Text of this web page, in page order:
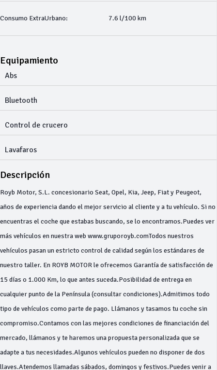
Consumo ExtraUrbano: 7.6 l/100 km
Equipamiento
Abs
Bluetooth
Control de crucero
Lavafaros
Descripción
Royb Motor, S.L. concesionario Seat, Opel, Kia, Jeep, Fiat y Peugeot,
años de experiencia dando el mejor servicio al cliente y a tu vehículo. Si no
encuentras el coche que estabas buscando, se lo encontramos.Puedes ver
más vehículos en nuestra web www.gruporoyb.comTodos nuestros
vehículos pasan un estricto control de calidad según los estándares de
nuestro taller. En ROYB MOTOR le ofrecemos Garantía de satisfacción de
15 días o 1.000 Km, lo que antes suceda.Posibilidad de entrega en
cualquier punto de la Península (consultar condiciones).Admitimos todo
tipo de vehículos como parte de pago. Llámanos y tasamos tu coche sin
compromiso.Contamos con las mejores condiciones de financiación del
mercado, llámanos y te haremos una propuesta personalizada que se
adapte a tus necesidades.Algunos vehículos pueden no disponer de dos
llaves.Atendemos llamadas sábados, domingos y festivos.Puedes venir a